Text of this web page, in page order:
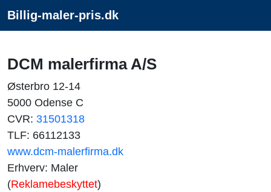
Billig-maler-pris.dk
DCM malerfirma A/S
Østerbro 12-14
5000 Odense C
CVR: 31501318
TLF: 66112133
www.dcm-malerfirma.dk
Erhverv: Maler
(Reklamebeskyttet)